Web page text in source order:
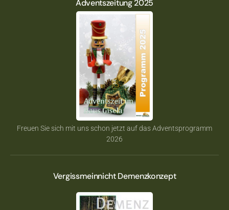
Adventszeitung 2025
Freuen Sie sich mit uns schon jetzt auf das Adventsprogramm
2026
Vergissmeinnicht Demenzkonzept